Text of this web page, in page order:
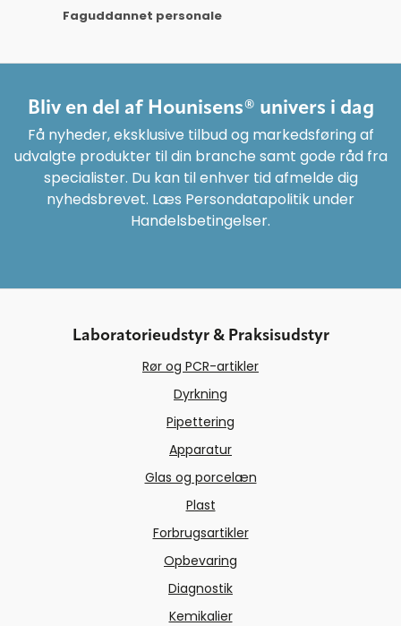
Faguddannet personale
Bliv en del af Hounisens® univers i dag
Få nyheder, eksklusive tilbud og markedsføring af
udvalgte produkter til din branche samt gode råd fra
specialister. Du kan til enhver tid afmelde dig
nyhedsbrevet. Læs Persondatapolitik under
Handelsbetingelser.
Laboratorieudstyr & Praksisudstyr
Rør og PCR-artikler
Dyrkning
Pipettering
Apparatur
Glas og porcelæn
Plast
Forbrugsartikler
Opbevaring
Diagnostik
Kemikalier